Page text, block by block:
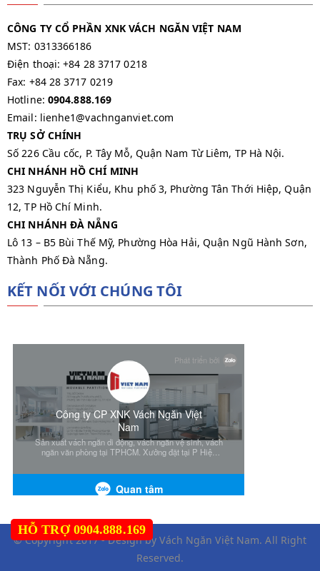
CÔNG TY CỔ PHẦN XNK VÁCH NGĂN VIỆT NAM
MST: 0313366186
Điện thoại: +84 28 3717 0218
Fax: +84 28 3717 0219
Hotline: 0904.888.169
Email: lienhe1@vachnganviet.com
TRỤ SỞ CHÍNH
Số 226 Cầu cốc, P. Tây Mỗ, Quận Nam Từ Liêm, TP Hà Nội.
CHI NHÁNH HỒ CHÍ MINH
323 Nguyễn Thị Kiểu, Khu phố 3, Phường Tân Thới Hiệp, Quận
12, TP Hồ Chí Minh.
CHI NHÁNH ĐÀ NẴNG
Lô 13 – B5 Bùi Thế Mỹ, Phường Hòa Hải, Quận Ngũ Hành Sơn,
Thành Phố Đà Nẵng.
KẾT NỐI VỚI CHÚNG TÔI
© Copyright 2017 - Design by Vách Ngăn Việt Nam. All Right
Reserved.
HỖ TRỢ 0904.888.169